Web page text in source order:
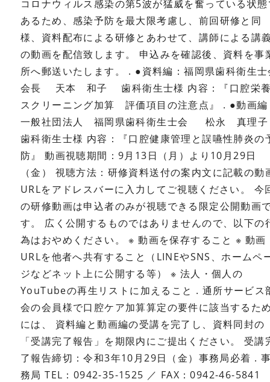
コロナウィルス感染の第5波が猛威を奮っている状
あるため、感染予防を最大限考慮し、前回研修と同
様、資料配布による研修とあわせて、講師による講
の動画を配信致します。 申込みを確認後、資料を事
所へ郵送いたします。 . ●資料編：福岡県歯科衛生
会長 天本 和子 歯科衛生士様 内容：『口腔栄
スクリーニング加算 評価項目の注意点』 . ●動画
一般社団法人 福岡県歯科衛生士会
松永 真理
歯科衛生士様 内容：『口腔健康管理と誤嚥性肺炎の
防』動画視聴期間：9月13日（月）より10月29日
（金） 視聴方法：研修資料送付の案内文に記載の動
URLをアドレスバーに入力してご視聴ください。 今
の研修動画は申込者のみが視聴できる限定公開動画
す。 広く公開するものではありませんので、以下の
為はおやめください。※ 動画を保存すること※ 動画
URLを他者へ共有すること（LINEやSNS、ホームペ
ジなどネット上に公開する等） ※ 法人・個人の
YouTubeの再生リストに加えること . 通所サービス
会の会員様で口腔ケア加算算定の要件に該当するた
には、 資料編と動画編の受講を完了し、資料同封の
「受講完了報告」を期限内にご提出ください。 受講
了報告締切：令和3年10月29日（金）事務局必着 .
務局 TEL：0942-35-1525 ／ FAX：0942-46-5841